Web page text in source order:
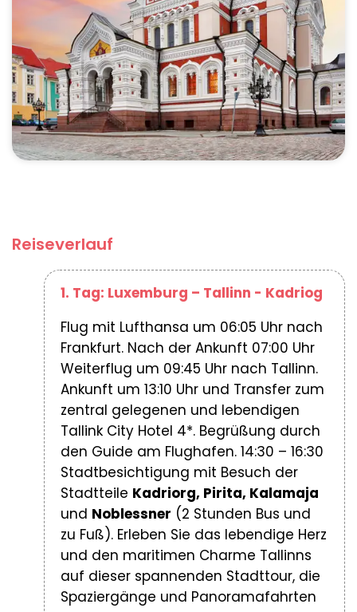
Reiseverlauf
1. Tag: Luxemburg – Tallinn - Kadriog
Flug mit Lufthansa um 06:05 Uhr nach
Frankfurt. Nach der Ankunft 07:00 Uhr
Weiterflug um 09:45 Uhr nach Tallinn.
Ankunft um 13:10 Uhr und Transfer zum
zentral gelegenen und lebendigen
Tallink City Hotel 4*. Begrüßung durch
den Guide am Flughafen. 14:30 – 16:30
Stadtbesichtigung mit Besuch der
Stadtteile Kadriorg, Pirita, Kalamaja
und Noblessner (2 Stunden Bus und
zu Fuß). Erleben Sie das lebendige Herz
und den maritimen Charme Tallinns
auf dieser spannenden Stadttour, die
Spaziergänge und Panoramafahrten